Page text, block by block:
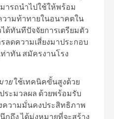
ารถนำไปใช้ให้พร้อม
ามท้าทายในอนาคตใน
ด้ทันทีปัจจัยการเตรียมตัว
ลดความเสี่ยงมาประกอบ
าทัน สมัครงานโรง
ายใช้เทคนิคขั้นสูงด้วย
ระมวลผล ด้วยพร้อมรับ
ความมั่นคงประสิทธิภาพ
กถึง ได้มุ่งหมายที่จะสร้าง